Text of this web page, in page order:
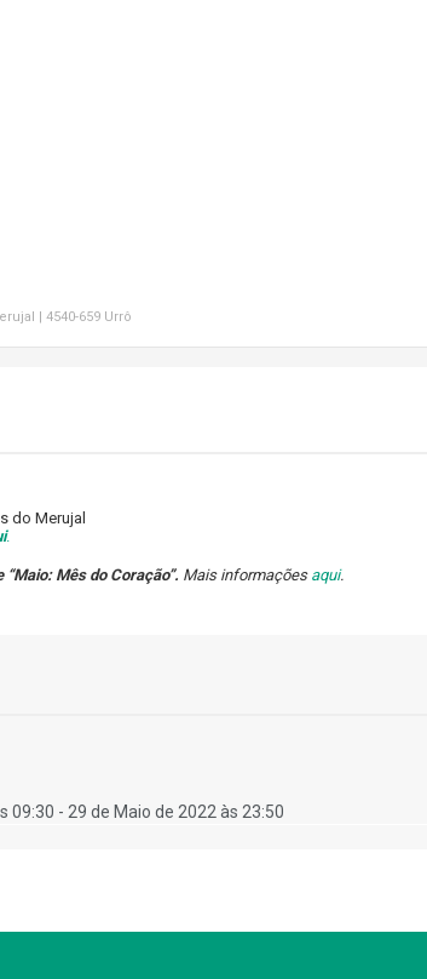
| 4540-659 Urrô
do Merujal
.
Mês do Coração”. Mais informações aqui.
09:30 - 29 de Maio de 2022 às 23:50